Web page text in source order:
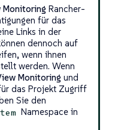
MonitoringRancher-
für das
Links in der
dennoch auf
wenn ihnen
werden. Wenn
Monitoringund
das Projekt Zugriff
Sie den
Namespace in